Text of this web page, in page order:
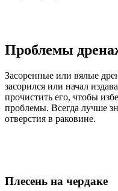
Проблемы
Засоренные или вялые
засорился или начал
прочистить его, чтобы
проблемы. Всегда лучше
отверстия в раковине.
Плесень на чердаке